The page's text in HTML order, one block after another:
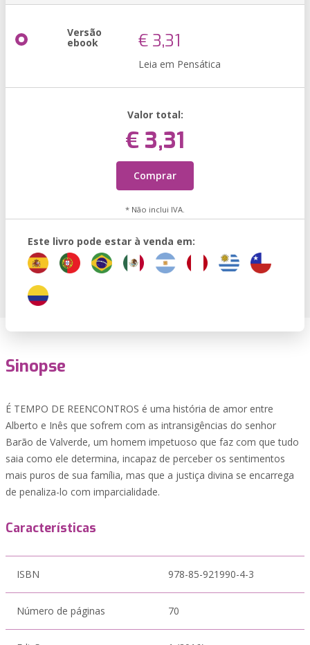
Versão
ebook € 3,31
Leia em Pensática
Valor total:
€ 3,31
Comprar
* Não inclui IVA.
Este livro pode estar à venda em:
Sinopse
É TEMPO DE REENCONTROS é uma história de amor entre
Alberto e Inês que sofrem com as intransigências do senhor
Barão de Valverde, um homem impetuoso que faz com que tudo
saia como ele determina, incapaz de perceber os sentimentos
mais puros de sua família, mas que a justiça divina se encarrega
de penaliza-lo com imparcialidade.
Características
ISBN 978-85-921990-4-3
Número de páginas 70